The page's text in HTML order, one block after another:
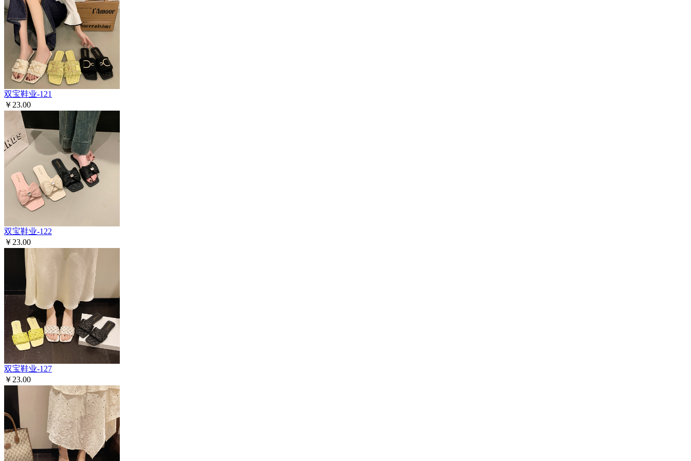
双宝鞋业-121
￥23.00
双宝鞋业-122
￥23.00
双宝鞋业-127
￥23.00